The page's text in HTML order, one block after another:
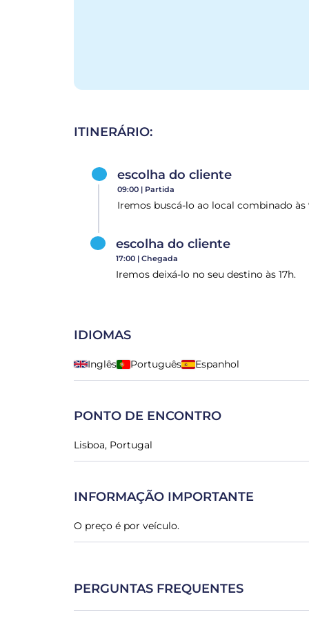
ITINERÁRIO:
escolha do cliente
09:00 | Partida
Iremos buscá-lo ao local combinado às
escolha do cliente
17:00 | Chegada
Iremos deixá-lo no seu destino às 17h.
IDIOMAS
Inglês Português Espanhol
PONTO DE ENCONTRO
Lisboa, Portugal
INFORMAÇÃO IMPORTANTE
O preço é por veículo.
PERGUNTAS FREQUENTES